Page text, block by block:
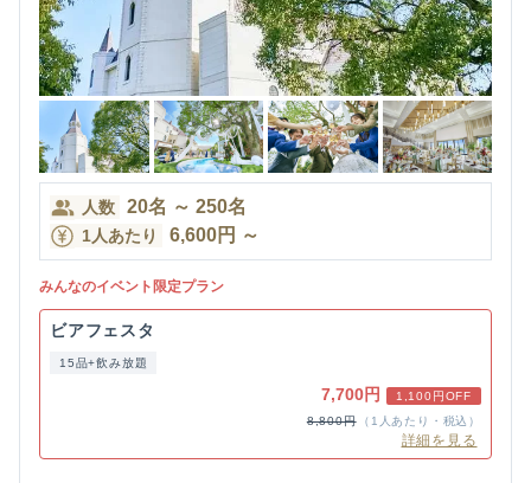
人数 20名 ～ 250名
1人あたり 6,600円 ～
みんなのイベント限定プラン
ビアフェスタ
15品+飲み放題
7,700円
1,100円OFF
8,800円
（1人あたり・税込）
詳細を見る